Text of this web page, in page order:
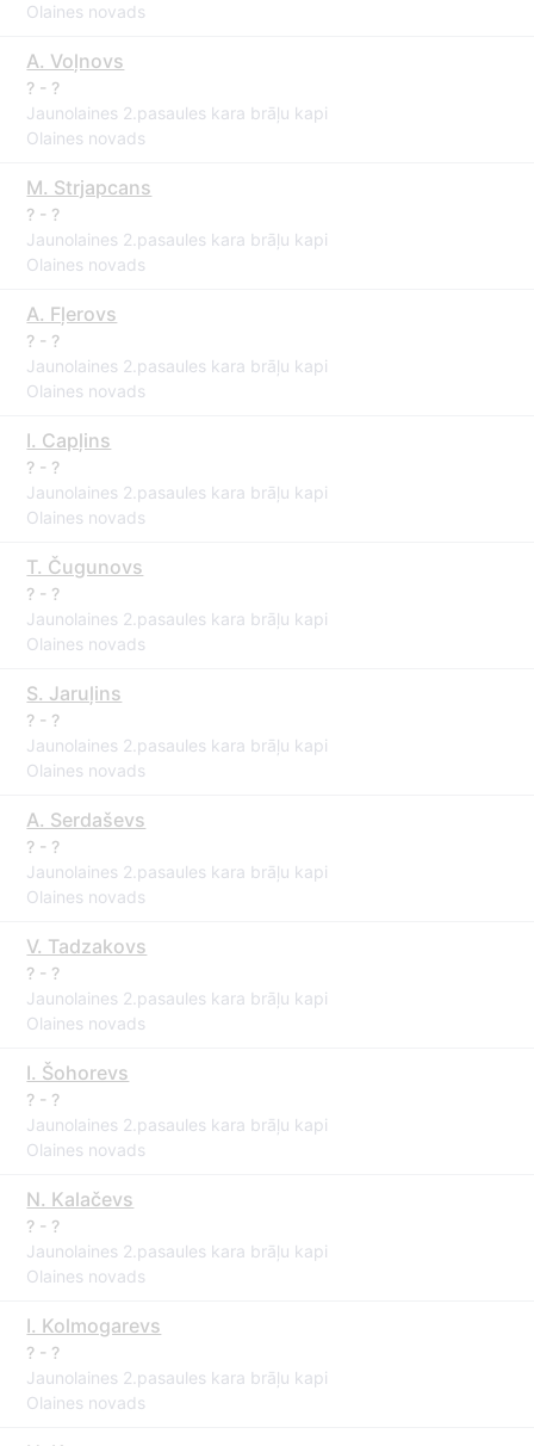
Olaines novads
A. Voļnovs
? - ?
Jaunolaines 2.pasaules kara brāļu kapi
Olaines novads
M. Strjapcans
? - ?
Jaunolaines 2.pasaules kara brāļu kapi
Olaines novads
A. Fļerovs
? - ?
Jaunolaines 2.pasaules kara brāļu kapi
Olaines novads
I. Capļins
? - ?
Jaunolaines 2.pasaules kara brāļu kapi
Olaines novads
T. Čugunovs
? - ?
Jaunolaines 2.pasaules kara brāļu kapi
Olaines novads
S. Jaruļins
? - ?
Jaunolaines 2.pasaules kara brāļu kapi
Olaines novads
A. Serdaševs
? - ?
Jaunolaines 2.pasaules kara brāļu kapi
Olaines novads
V. Tadzakovs
? - ?
Jaunolaines 2.pasaules kara brāļu kapi
Olaines novads
I. Šohorevs
? - ?
Jaunolaines 2.pasaules kara brāļu kapi
Olaines novads
N. Kalačevs
? - ?
Jaunolaines 2.pasaules kara brāļu kapi
Olaines novads
I. Kolmogarevs
? - ?
Jaunolaines 2.pasaules kara brāļu kapi
Olaines novads